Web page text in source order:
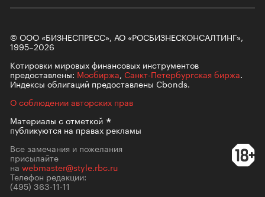
© ООО «БИЗНЕСПРЕСС», АО «РОСБИЗНЕСКОНСАЛТИНГ»,
1995–2026
Котировки мировых финансовых инструментов
предоставлены: Мосбиржа, Санкт-Петербургская биржа.
Индексы облигаций предоставлены Cbonds.
О соблюдении авторских прав
Материалы сотметкой
публикуются на правах рекламы
Все замечания и пожелания
присылайте
на webmaster@style.rbc.ru
Телефон редакции:
(495) 363-11-11